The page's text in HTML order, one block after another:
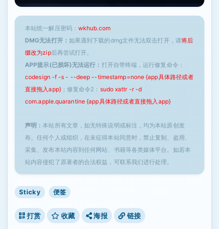
本站统一解压密码： wkhub.com
DMG无法打开： 如果遇到下载的dmg文件无法双击打开，请将后
缀改为zip后再尝试打开。
APP提示(已损坏)无法运行： 打开自带终端，运行修复命令：
codesign -f -s - --deep --timestamp=none {app具体路径或者
直接拖入app}；修复命令2： sudo xattr -r -d
com.apple.quarantine {app具体路径或者直接拖入app}
声明：本站所有文章，如无特殊说明或标注，均为本站原创发
布。任何个人或组织，在未征得本站同意时，禁止复制、盗用、
采集、发布本站内容到任何网站、书籍等各类媒体平台。如若本
站内容侵犯了原著者的合法权益，可联系我们进行处理。
Sticky 便签
打赏 收藏 海报 链接